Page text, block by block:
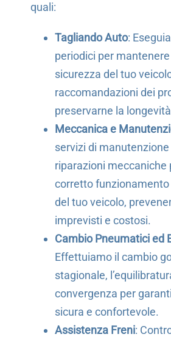
quali:
Tagliando Auto:
periodici per mantenere
sicurezza del tuo
raccomandazioni dei
preservarne la
Meccanica e
servizi di
riparazioni meccaniche
corretto
del tuo veicolo,
imprevisti e costosi.
Cambio Pneumatici ed
Effettuiamo il cambio
stagionale,
convergenza per
sicura e confortevole.
Assistenza Freni: